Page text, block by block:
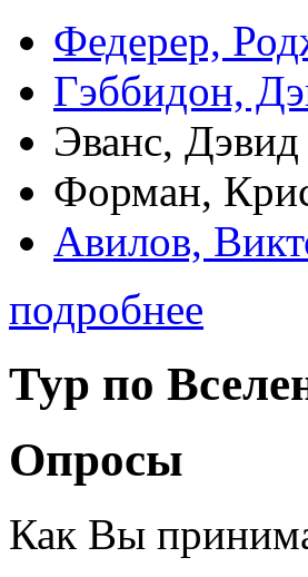
Федерер,
Гэббидон,
Эванс,
Форман,
Авилов,
подробнее
Тур по
Опросы
Как Вы